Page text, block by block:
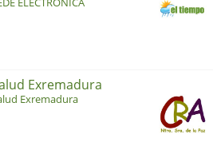
Exremadura
Exremadura